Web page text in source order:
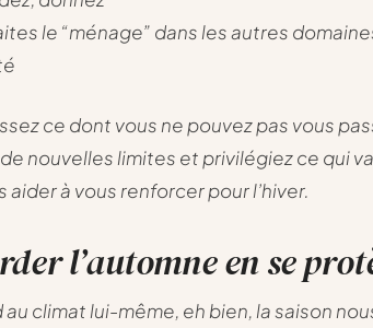
le “ménage” dans les autres
ce dont vous ne pouvez pas vous
nouvelles limites et privilégiez ce qui
aider à vous renforcer pour l’hiver.
l’automne en se
au climat lui-même, eh bien, la saison